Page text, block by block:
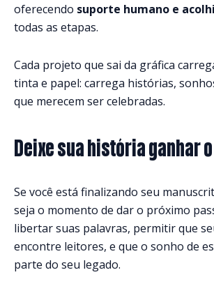
oferecendo suporte humano e
todas as etapas.
Cada projeto que sai da gráfica
tinta e papel: carrega histórias,
que merecem ser celebradas.
Deixe sua história ganhar
Se você está finalizando seu
seja o momento de dar o próximo
libertar suas palavras, permitir que
encontre leitores, e que o sonho de
parte do seu legado.